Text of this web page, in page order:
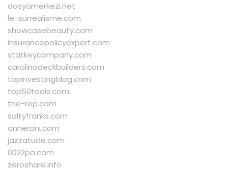
dosyamerkezi.net
le-surrealisme.com
showcasebeauty.com
insurancepolicyexpert.com
statkeycompany.com
carolinadeckbuilders.com
topinvestingblog.com
top50tools.com
the-rep.com
saltyfranks.com
annerani.com
jazzatude.com
0022pa.com
zeroshare.info